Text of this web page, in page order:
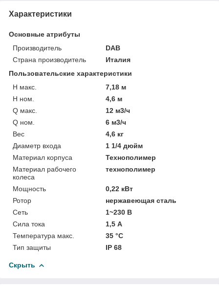
Характеристики
Основные атрибуты
Производитель
DAB
Страна производитель
Италия
Пользовательские характеристики
H макс.
7,18 м
H ном.
4,6 м
Q макс.
12 м3/ч
Q ном.
6 м3/ч
Вес
4,6 кг
Диаметр входа
1 1/4 дюйм
Материал корпуса
Технополимер
Материал рабочего
колеса
технополимер
Мощность
0,22 кВт
Ротор
нержавеющая сталь
Сеть
1~230 В
Сила тока
1,5 А
Температура макс.
35 °С
Тип защиты
IP 68
Скрыть